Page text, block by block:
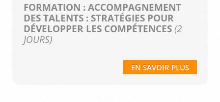
FORMATION : ACCOMPAGNEMENT
DES TALENTS : STRATÉGIES POUR
DÉVELOPPER LES COMPÉTENCES(2
JOURS)
EN SAVOIR PLUS